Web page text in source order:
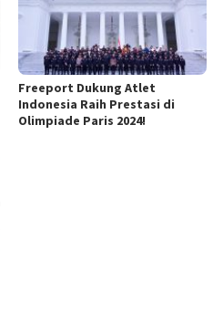
Freeport Dukung Atlet
Indonesia Raih Prestasi di
Olimpiade Paris 2024!